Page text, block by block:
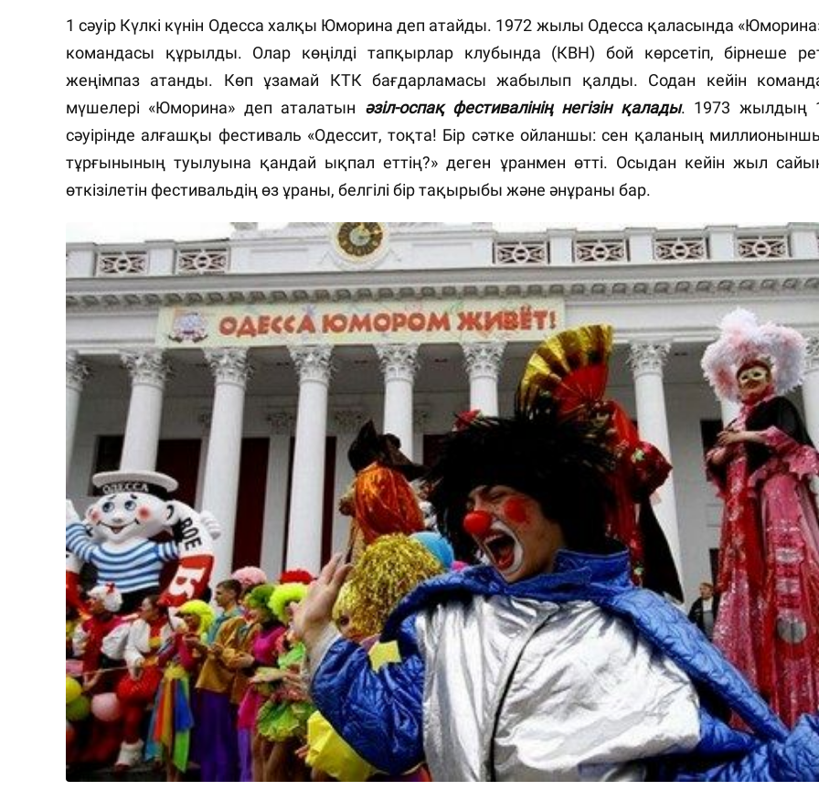
1 сәуір Күлкі күнін Одесса халқы Юморина деп атайды. 1972 жылы Одесса қаласында
командасы құрылды. Олар көңілді тапқырлар клубында (КВН) бой көрсетіп, бірнеше
жеңімпаз атанды. Көп ұзамай КТК бағдарламасы жабылып қалды. Содан кейін
мүшелері «Юморина» деп аталатын әзіл-оспақ фестивалінің негізін қалады. 1973 жылдың
сәуірінде алғашқы фестиваль «Одессит, тоқта! Бір сәтке ойланшы: сен қаланың
тұрғынының туылуына қандай ықпал еттің?» деген ұранмен өтті. Осыдан кейін жыл
өткізілетін фестивальдің өз ұраны, белгілі бір тақырыбы және әнұраны бар.